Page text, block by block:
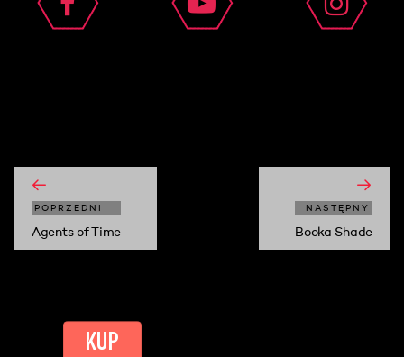
POPRZEDNI
Agents of Time
NASTĘPNY
Booka Shade
KUP